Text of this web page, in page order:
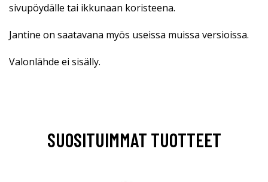
sivupöydälle tai ikkunaan koristeena.
Jantine on saatavana myös useissa muissa versioissa.
Valonlähde ei sisälly.
SUOSITUIMMAT TUOTTEET